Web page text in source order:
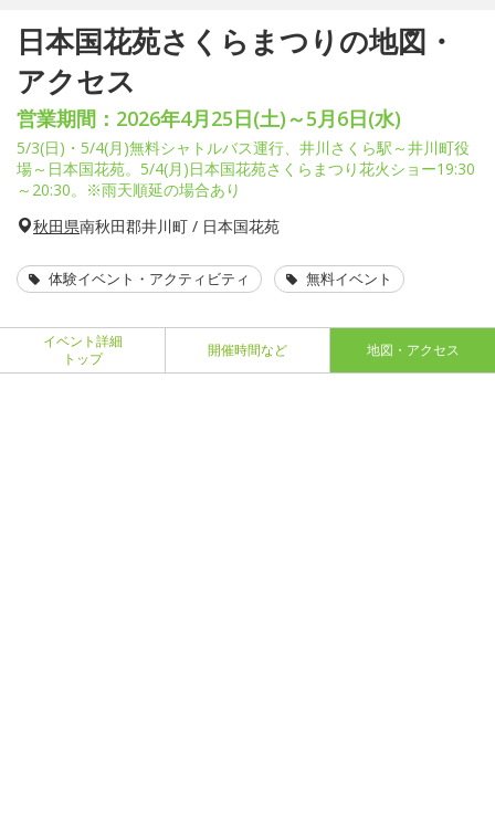
日本国花苑さくらまつりの地図・
アクセス
営業期間：2026年4月25日(土)～5月6日(水)
5/3(日)・5/4(月)無料シャトルバス運行、井川さくら駅～井川町役
場～日本国花苑。5/4(月)日本国花苑さくらまつり花火ショー19:30
～20:30。※雨天順延の場合あり
秋田県南秋田郡井川町 / 日本国花苑
体験イベント・アクティビティ 無料イベント
イベント詳細
トップ
開催時間など 地図・アクセス